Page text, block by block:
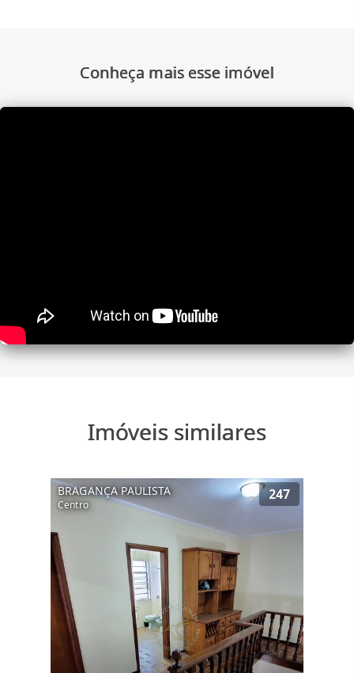
Conheça mais esse imóvel
Imóveis similares
BRAGANÇA PAULISTA
Centro
247